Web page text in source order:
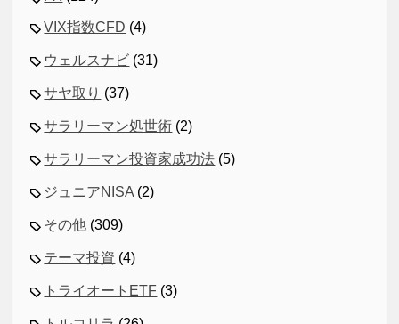
VIX指数CFD (4)
ウェルスナビ (31)
サヤ取り (37)
サラリーマン処世術 (2)
サラリーマン投資家成功法 (5)
ジュニアNISA (2)
その他 (309)
テーマ投資 (4)
トライオートETF (3)